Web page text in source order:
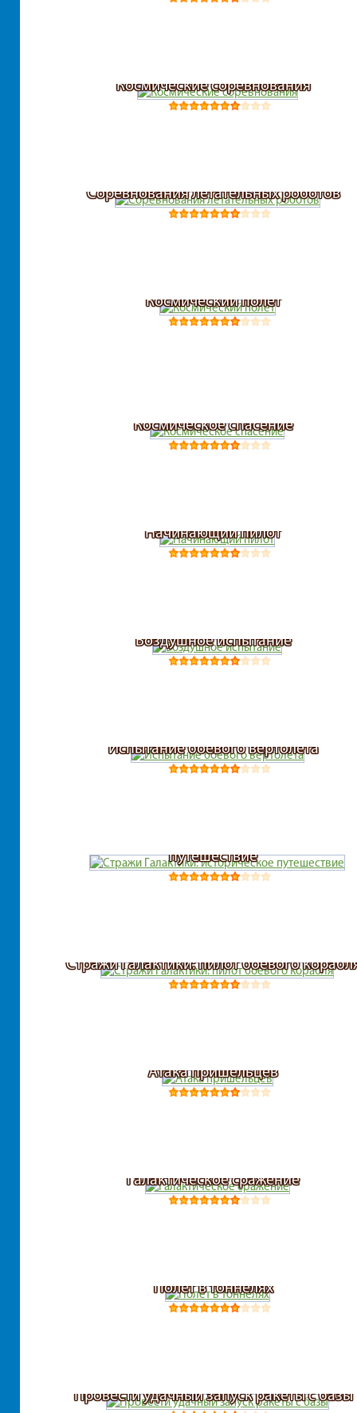
Космические соревнования
Соревнования летательных роботов
Космический полет
Космическое спасение
Начинающий пилот
Воздушное испытание
Испытание боевого вертолета
путешествие
Стражи Галактики: пилот боевого
Атака пришельцев
Галактическое сражение
Полет в тоннелях
Провести удачный запуск ракеты с базы